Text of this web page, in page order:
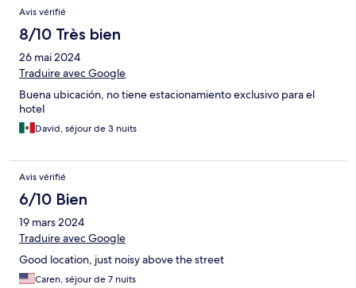
Avis vérifié
8/10 Très bien
26 mai 2024
Traduire avec Google
Buena ubicación, no tiene estacionamiento exclusivo para el
hotel
David, séjour de 3 nuits
Avis vérifié
6/10 Bien
19 mars 2024
Traduire avec Google
Good location, just noisy above the street
Caren, séjour de 7 nuits